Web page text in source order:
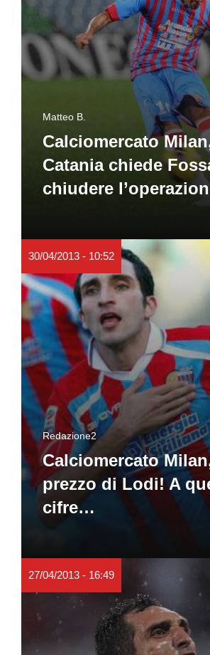
Matteo B.
Calciomercato
Catania chiede
chiudere
30/04/2013 - 10:52
Redazione2
Calciomercato
prezzo di Lodi! A
cifre…
27/04/2013 - 16:49